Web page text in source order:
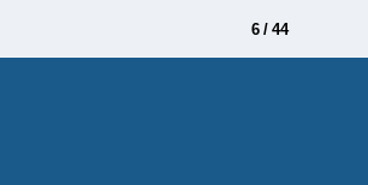
6 / 44